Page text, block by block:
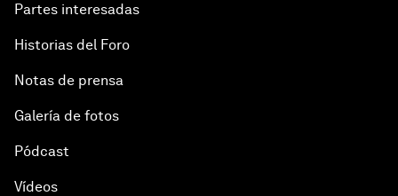
Partes interesadas
Historias del Foro
Notas de prensa
Galería de fotos
Pódcast
Vídeos